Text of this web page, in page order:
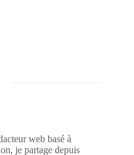
web basé à
je partage depuis